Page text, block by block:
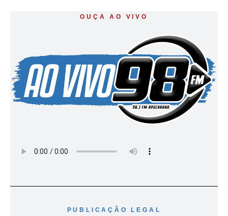
OUÇA AO VIVO
PUBLICAÇÃO LEGAL